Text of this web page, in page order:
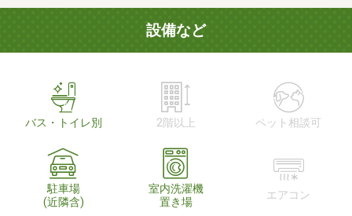
設備など
バス・トイレ別 2階以上 ペット相談可
駐車場
(近隣含)
室内洗濯機
置き場
エアコン